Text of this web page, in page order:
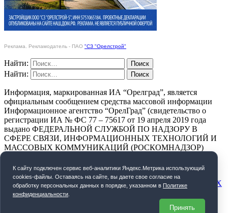
Реклама. Рекламодатель - ПАО "СЗ "Орелстрой"
Найти:
Найти:
Информация, маркированная ИА “Орелград”, является
официальным сообщением средства массовой информации
Информационное агентство “ОрелГрад” (свидетельство о
регистрации ИА № ФС 77 – 75617 от 19 апреля 2019 года
выдано ФЕДЕРАЛЬНОЙ СЛУЖБОЙ ПО НАДЗОРУ В
СФЕРЕ СВЯЗИ, ИНФОРМАЦИОННЫХ ТЕХНОЛОГИЙ И
МАССОВЫХ КОММУНИКАЦИЙ (РОСКОМНАДЗОР)
ПОЛИТИКА КОНФИДЕНЦИАЛЬНОСТИ
СОГЛАСИЕ НА ОБРАБОТКУ ПЕРСОНАЛЬНЫХ ДАННЫХ
К cайту подключен сервис веб-аналитики Яндекс.Метрика использующий
cookies-файлы. Оставаясь на сайте, вы даете свое согласие на
обработку персональных данных в порядке, указанном в Политике
конфиденциальности
Принять